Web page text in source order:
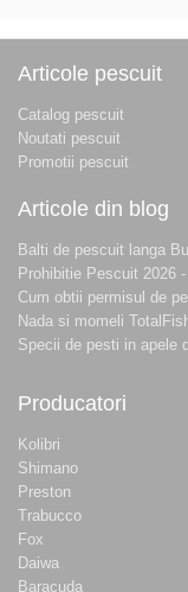
Articole pescuit
Catalog pescuit
Noutati pescuit
Promotii pescuit
Articole din blog
Balti de pescuit langa
Prohibitie Pescuit 2026
Cum obtii permisul de
Nada si momeli
Specii de pesti in apele
Producatori
Kolibri
Shimano
Preston
Trabucco
Fox
Daiwa
Baracuda